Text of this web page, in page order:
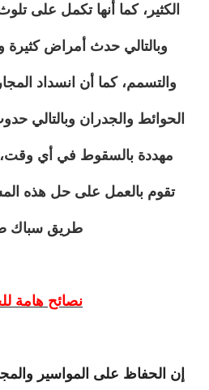
الكثير، كما أنها تكمل على
وبالتالي حدث أمراض كثيرة
والتسمم، كما أن انسداد
الحوائط والجدران وبالتالي
مهددة بالسقوط في أي
تقوم بالعمل على حل هذه
طريق سباك
نصائح هامة
إن الحفاظ على المواسير